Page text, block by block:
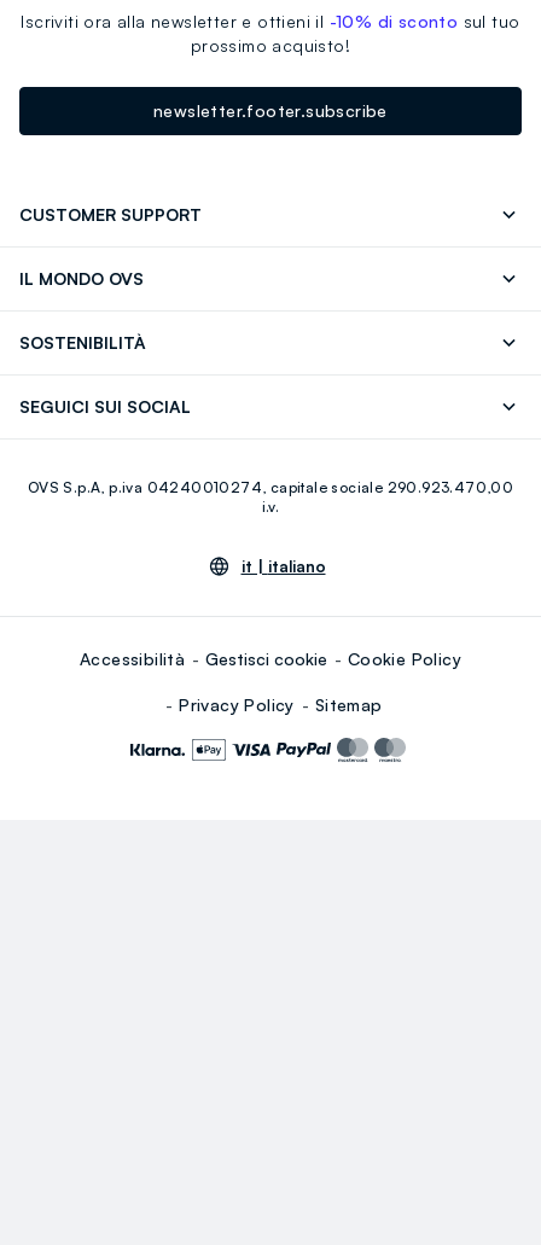
Iscriviti ora alla newsletter e ottieni il -10% di sconto sul tuo
prossimo acquisto!
newsletter.footer.subscribe
CUSTOMER SUPPORT
IL MONDO OVS
Giftcard
SOSTENIBILITÀ
SEGUICI SUI SOCIAL
Youtube Linkedin
OVS S.p.A, p.iva 04240010274, capitale sociale 290.923.470,00
i.v.
it | italiano
Accessibilità Gestisci cookie Cookie Policy
Privacy Policy Sitemap